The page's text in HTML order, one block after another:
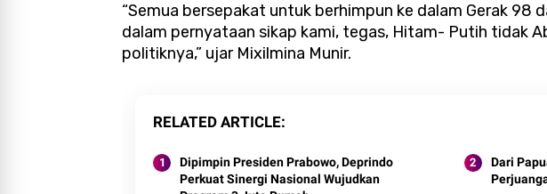
“Semua bersepakat untuk berhimpun ke dalam Gerak 98
dalam pernyataan sikap kami, tegas, Hitam- Putih tidak
politiknya,” ujar Mixilmina Munir.
RELATED ARTICLE
Dipimpin Presiden Prabowo, Deprindo
Perkuat Sinergi Nasional Wujudkan
Dari